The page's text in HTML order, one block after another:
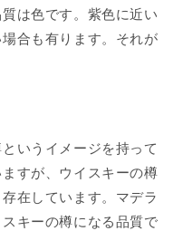
は色です。紫色に近い
合も有ります。それが
いうイメージを持って
すが、ウイスキーの樽
在しています。マデラ
キーの樽になる品質で